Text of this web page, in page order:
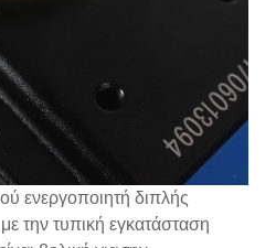
ενεργοποιητή διπλής
την τυπική εγκατάσταση